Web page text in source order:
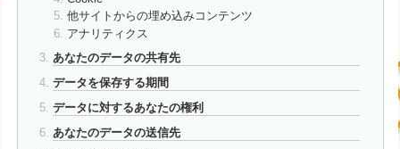
他サイトからの埋め込みコンテンツ
アナリティクス
あなたのデータの共有先
データを保存する期間
データに対するあなたの権利
あなたのデータの送信先